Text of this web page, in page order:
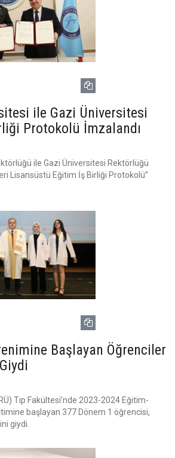
ile Gazi Üniversitesi
Protokolü İmzalandı
ile Gazi Üniversitesi Rektörlüğü
Lisansüstü Eğitim İş Birliği Protokolü”
Başlayan Öğrenciler
Tıp Fakültesi’nde 2023-2024 Eğitim-
başlayan 377 Dönem 1 öğrencisi,
giydi.